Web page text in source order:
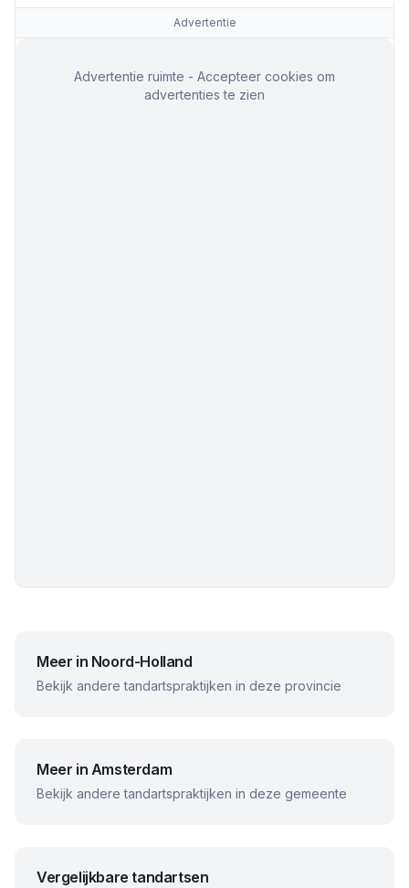
Advertentie
Advertentie ruimte - Accepteer cookies om
advertenties te zien
Meer in Noord-Holland
Bekijk andere tandartspraktijken in deze provincie
Meer in Amsterdam
Bekijk andere tandartspraktijken in deze gemeente
Vergelijkbare tandartsen